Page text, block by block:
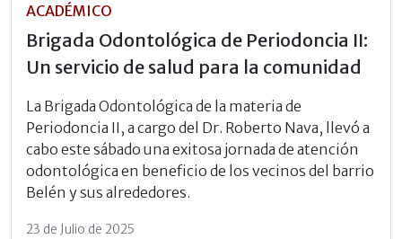
ACADÉMICO
Brigada Odontológica de Periodoncia II:
Un servicio de salud para la comunidad
La Brigada Odontológica de la materia de
Periodoncia II, a cargo del Dr. Roberto Nava, llevó a
cabo este sábado una exitosa jornada de atención
odontológica en beneficio de los vecinos del barrio
Belén y sus alrededores.
23 de Julio de 2025